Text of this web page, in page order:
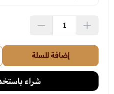
إضافة للسلة